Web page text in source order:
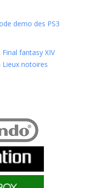
demo des PS3
Final fantasy XIV
Lieux notoires